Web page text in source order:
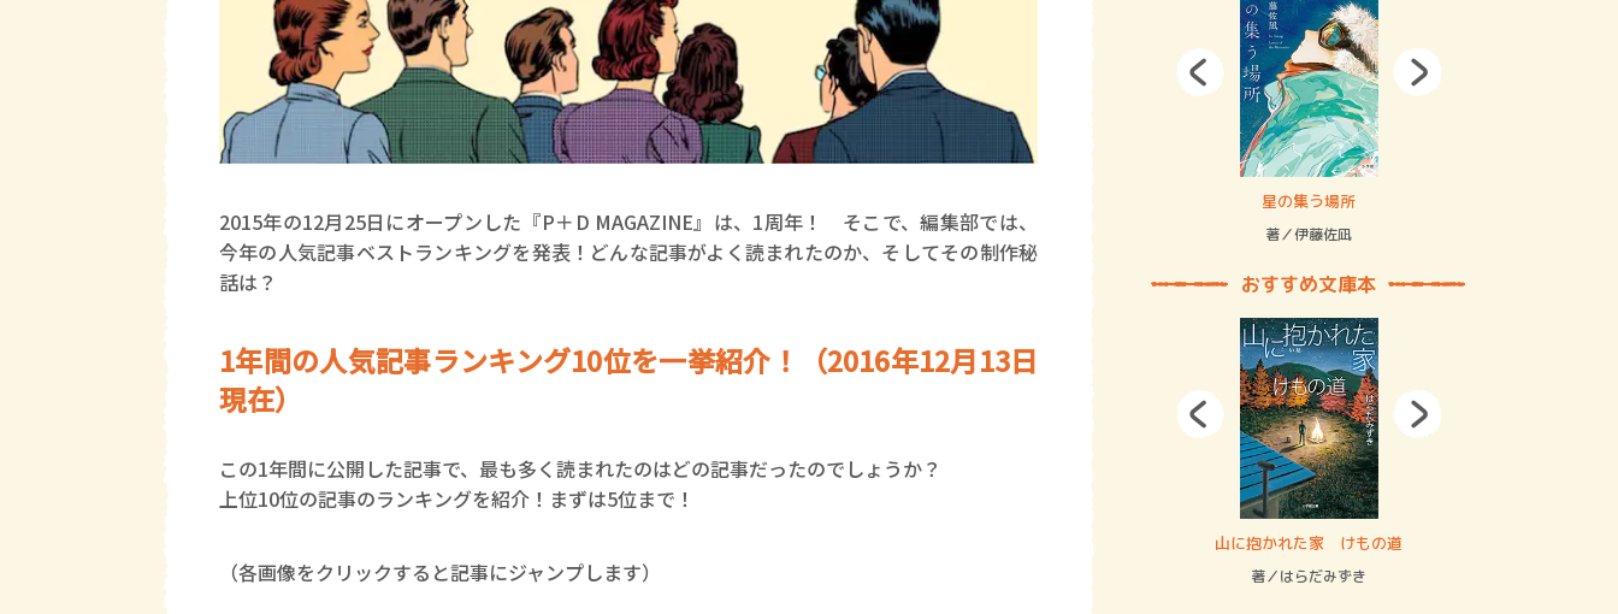
2015年の12月25日にオープンした『P＋D MAGAZINE』は、1周年！ そこで、編集部では、
今年の人気記事ベストランキングを発表！どんな記事がよく読まれたのか、そしてその制作秘
話は？
1年間の人気記事ランキング10位を一挙紹介！（2016年12月13日
現在）
この1年間に公開した記事で、最も多く読まれたのはどの記事だったのでしょうか？
上位10位の記事のランキングを紹介！まずは5位まで！
（各画像をクリックすると記事にジャンプします）
賞金稼ぎスリーサム！ 二重拘束の…
著／川瀬七緒
星の集う場所
著／伊藤佐凪
おすすめ文庫本
ロボット・イン・ザ・システム 山に抱かれた家 けもの道
著／はらだみずき